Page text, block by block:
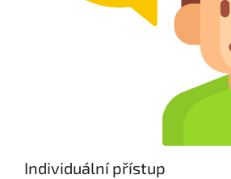
Individuální přístup